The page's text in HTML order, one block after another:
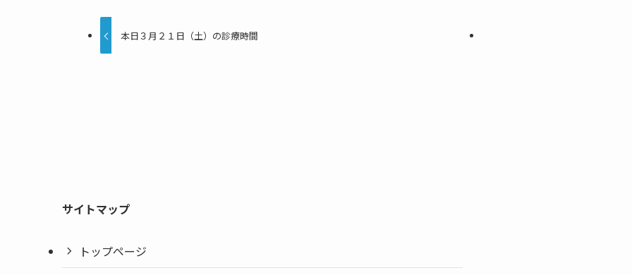
本日３月２１日（土）の診療時間
サイトマップ
トップページ